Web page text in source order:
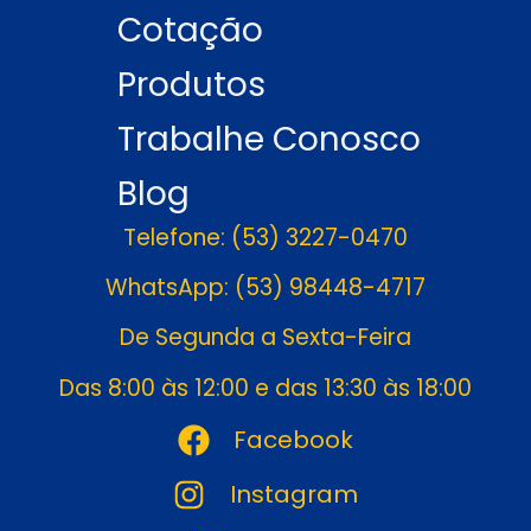
Cotação
Produtos
Trabalhe Conosco
Blog
Telefone: (53) 3227-0470
WhatsApp: (53) 98448-4717
De Segunda a Sexta-Feira
Das 8:00 às 12:00 e das 13:30 às 18:00
Facebook
Instagram